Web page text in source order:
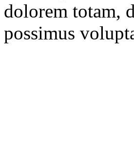
dolorem totam,
possimus